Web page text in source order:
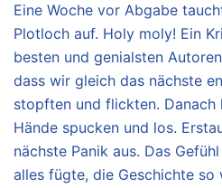
Eine Woche vor Abgabe
Plotloch auf. Holy moly! Ein
besten und genialsten
dass wir gleich das nächste
stopften und flickten. Danach
Hände spucken und los.
nächste Panik aus. Das
alles fügte, die Geschichte so